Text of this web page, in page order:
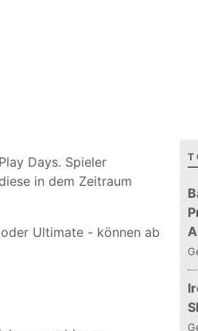
Days. Spieler
in dem Zeitraum
Ultimate - können ab